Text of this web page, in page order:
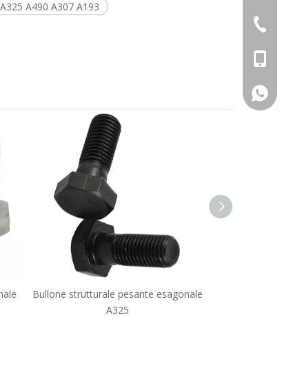
A490 A307 A193
Bullone strutturale pesante esagonale
A325
+ 86-
+86 -